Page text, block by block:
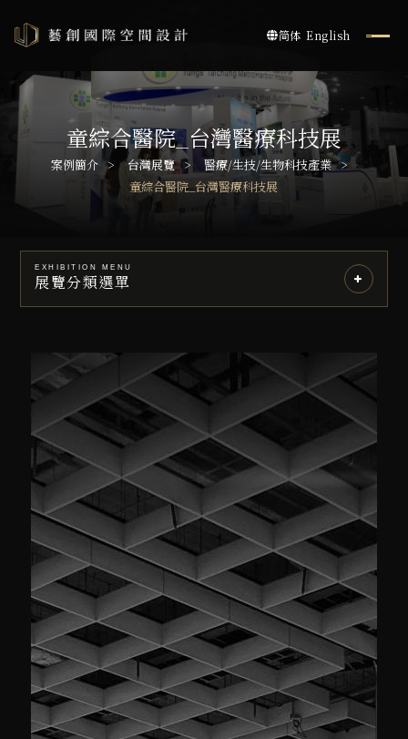
简体 English
童綜合醫院_台灣醫療科技展
案例簡介 台灣展覽
醫療/生技/生物科技產業
童綜合醫院_台灣醫療科技展
EXHIBITION MENU
展覽分類選單